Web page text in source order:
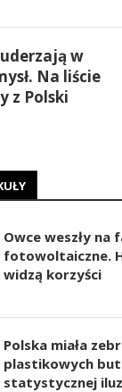
w
Na liście
z Polski
Owce weszły na
fotowoltaiczne.
widzą korzyści
Polska miała
plastikowych
statystycznej